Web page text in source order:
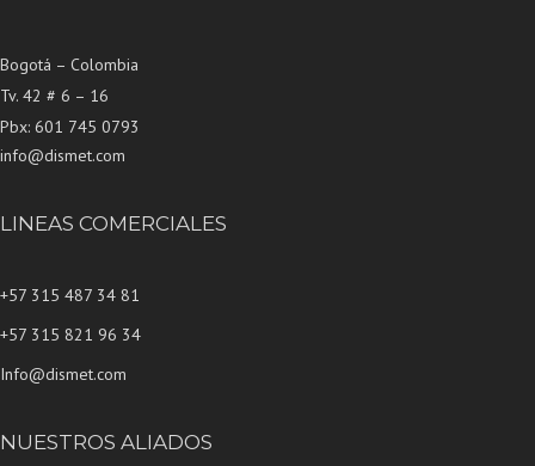
Bogotá – Colombia
Tv. 42 # 6 – 16
Pbx: 601 745 0793
info@dismet.com
LINEAS COMERCIALES
+57 315 487 34 81
+57 315 821 96 34
Info@dismet.com
NUESTROS ALIADOS